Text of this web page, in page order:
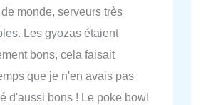
monde, serveurs très
Les gyozas étaient
bons, cela faisait
que je n'en avais pas
d'aussi bons ! Le poke bowl